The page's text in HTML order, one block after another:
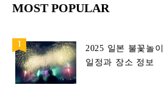
MOST POPULAR
2025 일본 불꽃놀
일정과 장소 정보